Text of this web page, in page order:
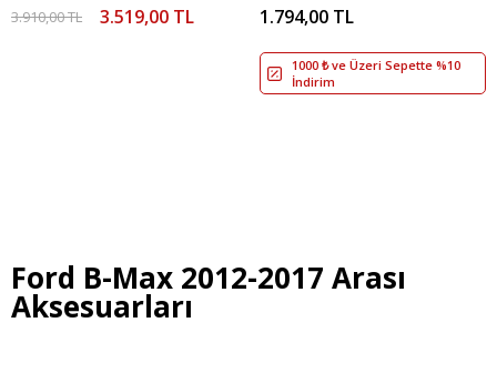
3.910,00 TL 3.519,00 TL 1.794,00 TL
1000 ₺ ve Üzeri Sepette %10
İndirim
Ford B-Max 2012-2017 Arası
Aksesuarları